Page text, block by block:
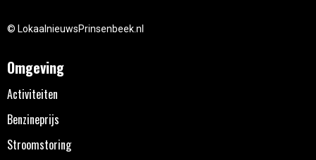
© LokaalnieuwsPrinsenbeek.nl
Omgeving
Activiteiten
Benzineprijs
Stroomstoring